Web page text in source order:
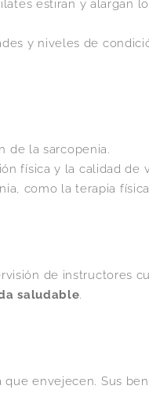
estiran y alargan
y niveles de
de la sarcopenia.
física y la calidad de
como la terapia
de instructores
saludable.
envejecen. Sus